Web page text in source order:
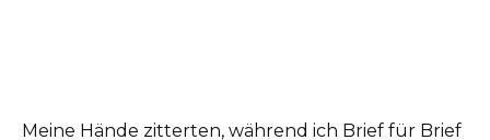
Meine Hände zitterten, während ich Brief für Brief